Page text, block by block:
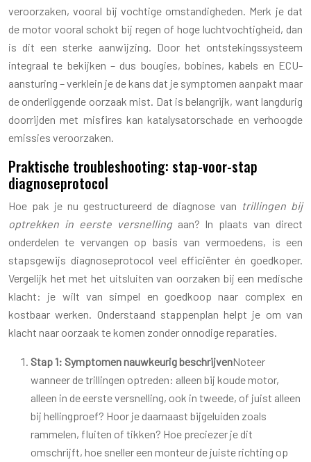
veroorzaken, vooral bij vochtige omstandigheden. Merk je dat
de motor vooral schokt bij regen of hoge luchtvochtigheid, dan
is dit een sterke aanwijzing. Door het ontstekingssysteem
integraal te bekijken – dus bougies, bobines, kabels en ECU-
aansturing – verklein je de kans dat je symptomen aanpakt maar
de onderliggende oorzaak mist. Dat is belangrijk, want langdurig
doorrijden met misfires kan katalysatorschade en verhoogde
emissies veroorzaken.
Praktische troubleshooting: stap-voor-stap
diagnoseprotocol
Hoe pak je nu gestructureerd de diagnose van trillingen bij
optrekken in eerste versnellingaan? In plaats van direct
onderdelen te vervangen op basis van vermoedens, is een
stapsgewijs diagnoseprotocol veel efficiënter én goedkoper.
Vergelijk het met het uitsluiten van oorzaken bij een medische
klacht: je wilt van simpel en goedkoop naar complex en
kostbaar werken. Onderstaand stappenplan helpt je om van
klacht naar oorzaak te komen zonder onnodige reparaties.
Stap 1: Symptomen nauwkeurig beschrijvenNoteer
wanneer de trillingen optreden: alleen bij koude motor,
alleen in de eerste versnelling, ook in tweede, of juist alleen
bij hellingproef? Hoor je daarnaast bijgeluiden zoals
rammelen, fluiten of tikken? Hoe preciezer je dit
omschrijft, hoe sneller een monteur de juiste richting op